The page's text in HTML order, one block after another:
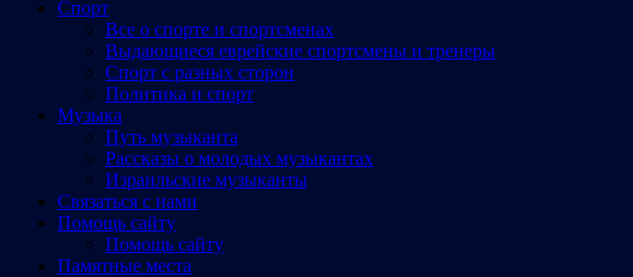
Спорт
Все о спорте и спортсменах
Выдающиеся еврейские спортсмены и тренеры
Спорт с разных сторон
Политика и спорт
Музыка
Путь музыканта
Рассказы о молодых музыкантах
Израильские музыканты
Cвязаться с нами
Помощь сайту
Помощь сайту
Памятные места